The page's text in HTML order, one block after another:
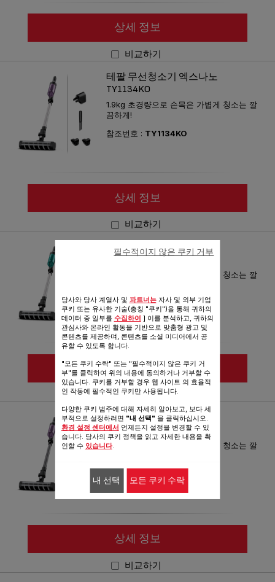
상세 정보
비교하기
테팔 무선청소기 엑스나노
TY1134KO
1.9kg 초경량으로 손목은 가볍게 청소는 깔
끔하게!
참조번호 : TY1134KO
상세 정보
비교하기
테팔 무선청소기 엑스나노
TY1131KO
1.9kg 초경량으로 손목은 가볍게 청소는 깔
참조번호 :TY1131KO
상세 정보
비교하기
테팔 무선청소기 엑스나노
TY1132KO
1.9kg 초경량으로 손목은 가볍게 청소는 깔
참조번호 :
TY1132KO
상세 정보
비교하기
당사와 당사 계열사 및 파트너는자사 및 외부 기업
쿠키 또는 유사한 기술(총칭 "쿠키")을 통해 귀하의
데이터 중 일부를 수집하여 ] 이를 분석하고, 귀하의
관심사와 온라인 활동을 기반으로 맞춤형 광고 및
콘텐츠를 제공하며, 콘텐츠를 소셜 미디어에서 공
유할 수 있도록 합니다.
"모든 쿠키 수락" 또는 "필수적이지 않은 쿠키 거
부"를 클릭하여 위의 내용에 동의하거나 거부할 수
있습니다. 쿠키를 거부할 경우 웹 사이트 의 효율적
인 작동에 필수적인 쿠키만 사용됩니다.
다양한 쿠키 범주에 대해 자세히 알아보고, 보다 세
부적으로 설정하려면 "내 선택" 을 클릭하십시오.
환경 설정 센터에서 언제든지 설정을 변경할 수 있
습니다. 당사의 쿠키 정책을 읽고 자세한 내용을 확
인할 수 있습니다.
필수적이지 않은 쿠키 거부
내 선택 모든 쿠키 수락